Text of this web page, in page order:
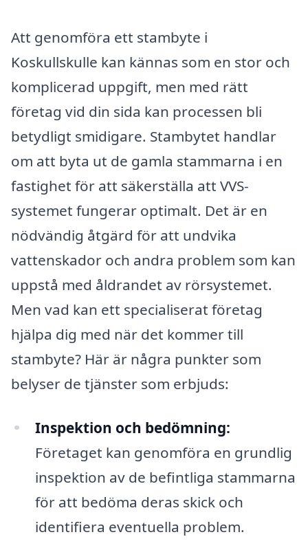
Att genomföra ett stambyte i
Koskullskulle kan kännas som en stor och
komplicerad uppgift, men med rätt
företag vid din sida kan processen bli
betydligt smidigare. Stambytet handlar
om att byta ut de gamla stammarna i en
fastighet för att säkerställa att VVS-
systemet fungerar optimalt. Det är en
nödvändig åtgärd för att undvika
vattenskador och andra problem som kan
uppstå med åldrandet av rörsystemet.
Men vad kan ett specialiserat företag
hjälpa dig med när det kommer till
stambyte? Här är några punkter som
belyser de tjänster som erbjuds:
Inspektion och bedömning:
Företaget kan genomföra en grundlig
inspektion av de befintliga stammarna
för att bedöma deras skick och
identifiera eventuella problem.